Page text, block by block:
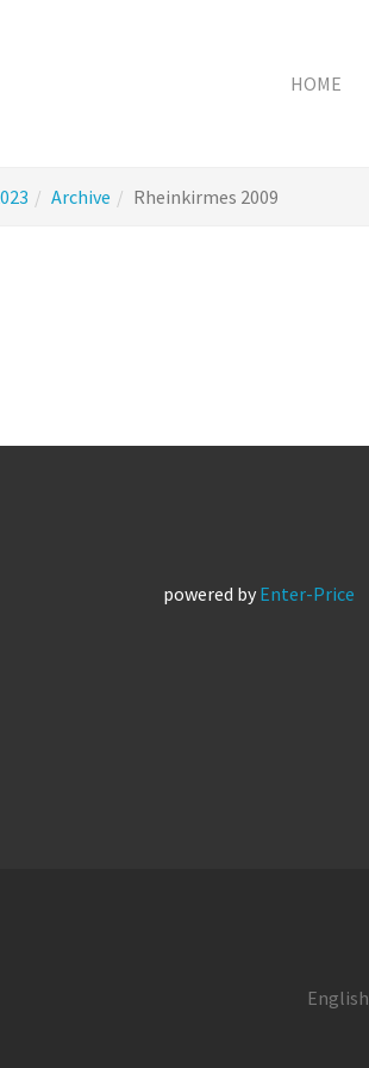
HOME
Archive Rheinkirmes 2009
powered by Enter-Price
English